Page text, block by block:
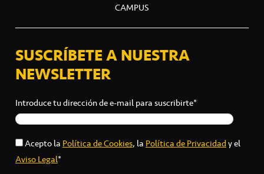
CAMPUS
SUSCRÍBETE A NUESTRA
NEWSLETTER
Introduce tu dirección de e-mail para suscribirte*
Acepto laPolítica de Cookies, laPolítica de Privacidady el
Aviso Legal*